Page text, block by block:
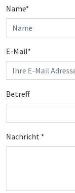
Name*
E-Mail*
Betreff
Nachricht *